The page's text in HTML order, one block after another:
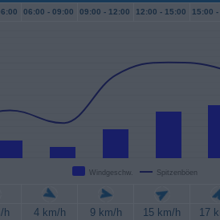
06:00 - 09:00 09:00 - 12:00 12:00 - 15:00 15:00 -
Windgeschw. Spitzenböen
h 4 km/h 9 km/h 15 km/h
17